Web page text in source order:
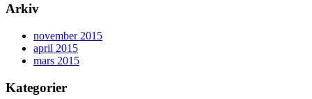
Arkiv
november 2015
april 2015
mars 2015
Kategorier